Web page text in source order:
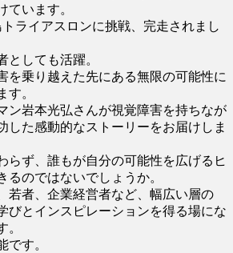
ています。
ライアスロンに挑戦、完走されまし
としても活躍。
を乗り越えた先にある無限の可能性に
す。
ン岩本光弘さんが視覚障害を持ちなが
した感動的なストーリーをお届けしま
らず、誰もが自分の可能性を広げるヒ
るのではないでしょうか。
若者、企業経営者など、幅広い層の
びとインスピレーションを得る場にな
。
です。